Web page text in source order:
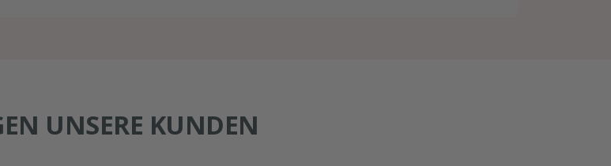
UNSERE KUNDEN